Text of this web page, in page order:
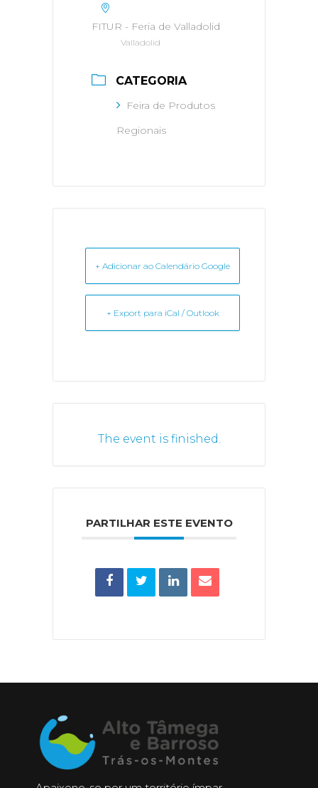
FITUR - Feria de Valladolid
Valladolid
CATEGORIA
Feira de Produtos
Regionais
+ Adicionar ao Calendário Google
+ Export para iCal / Outlook
The event is finished.
PARTILHAR ESTE EVENTO